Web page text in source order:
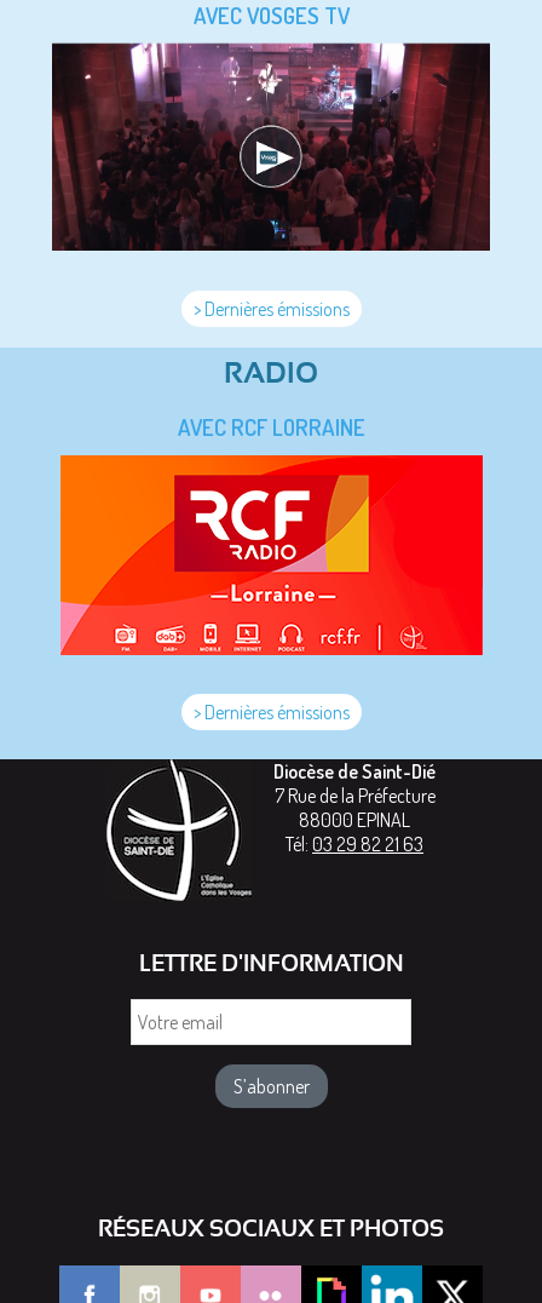
AVEC VOSGES TV
> Dernières émissions
RADIO
AVEC RCF LORRAINE
> Dernières émissions
Diocèse de Saint-Dié
7 Rue de la Préfecture
88000 EPINAL
Tél: 03 29 82 21 63
LETTRE D'INFORMATION
RÉSEAUX SOCIAUX ET PHOTOS